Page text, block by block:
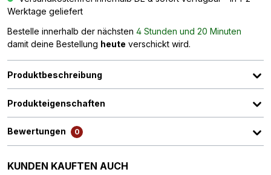
Werktage geliefert
Bestelle innerhalb der nächsten 4 Stunden und 20 Minuten
damit deine Bestellung heute verschickt wird.
Produktbeschreibung
Produkteigenschaften
Bewertungen 0
Produktgalerie überspringen
KUNDEN KAUFTEN AUCH